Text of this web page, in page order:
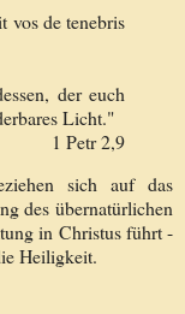
vos de tenebris
der euch
Licht."
1 Petr 2,9
sich auf das
des übernatürlichen
in Christus führt -
Heiligkeit.